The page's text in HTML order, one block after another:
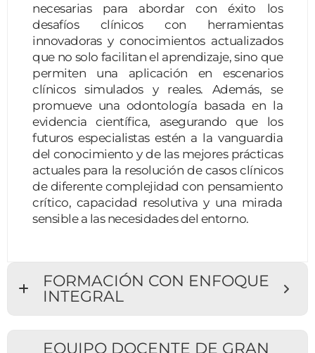
necesarias para abordar con éxito los
desafíos clínicos con herramientas
innovadoras y conocimientos actualizados
que no solo facilitan el aprendizaje, sino que
permiten una aplicación en escenarios
clínicos simulados y reales. Además, se
promueve una odontología basada en la
evidencia científica, asegurando que los
futuros especialistas estén a la vanguardia
del conocimiento y de las mejores prácticas
actuales para la resolución de casos clínicos
de diferente complejidad con pensamiento
crítico, capacidad resolutiva y una mirada
sensible a las necesidades del entorno.
FORMACIÓN CON ENFOQUE
INTEGRAL
EQUIPO DOCENTE DE GRAN